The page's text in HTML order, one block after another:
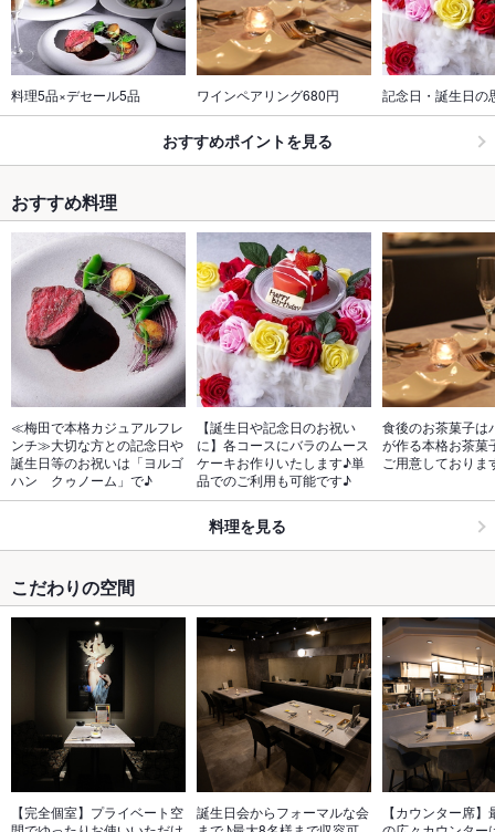
料理5品×デセール5品 ワインペアリング680円 記念日・誕生日の
おすすめポイントを見る
おすすめ料理
≪梅田で本格カジュアルフレ
ンチ≫大切な方との記念日や
誕生日等のお祝いは「ヨルゴ
ハン　クゥノーム」で♪
【誕生日や記念日のお祝い
に】各コースにバラのムース
ケーキお作りいたします♪単
品でのご利用も可能です♪
食後のお茶菓子は
が作る本格お茶菓
ご用意しておりま
料理を見る
こだわりの空間
【完全個室】プライベート空
誕生日会からフォーマルな会
【カウンター席